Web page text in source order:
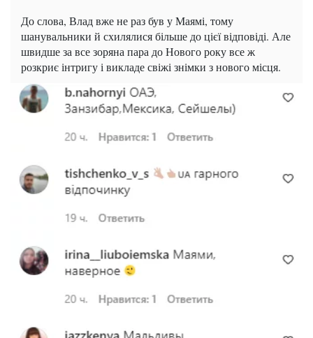
До слова, Влад вже не раз був у Маямі, тому
шанувальники й схилялися більше до цієї відповіді. Але
швидше за все зоряна пара до Нового року все ж
розкриє інтригу і викладе свіжі знімки з нового місця.